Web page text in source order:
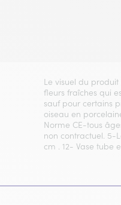
Le visuel du
fleurs fraîches qui
sauf pour certains
oiseau en
Norme CE-tous
non contractuel. 5-
cm . 12- Vase tube